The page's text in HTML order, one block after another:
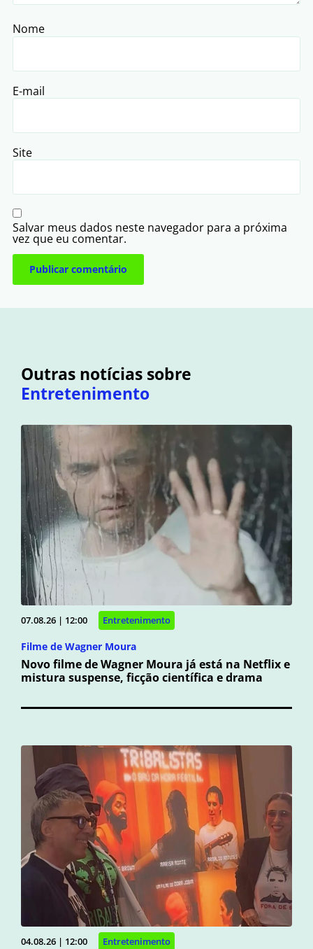
Nome
E-mail
Site
Salvar meus dados neste navegador para a próxima
vez que eu comentar.
Outras notícias sobre
Entretenimento
07.08.26 | 12:00 Entretenimento
Filme de Wagner Moura
Novo filme de Wagner Moura já está na Netflix e
mistura suspense, ficção científica e drama
04.08.26 | 12:00 Entretenimento